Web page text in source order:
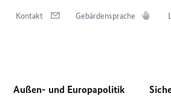
Kontakt Gebärdensprache
Außen- und Europapolitik